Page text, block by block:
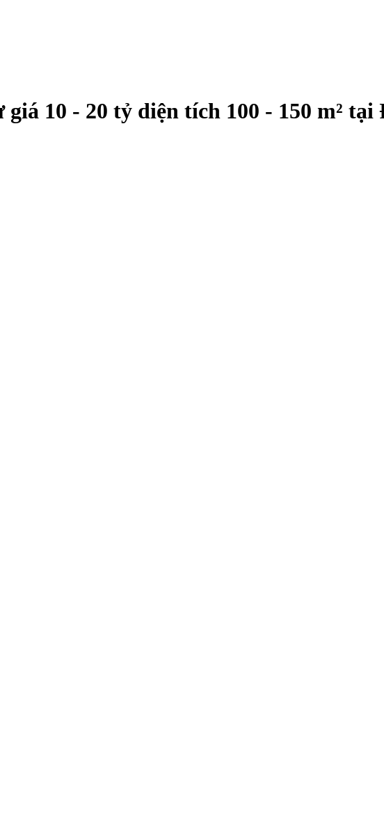
giá 10 - 20 tỷ diện tích 100 - 150 m²